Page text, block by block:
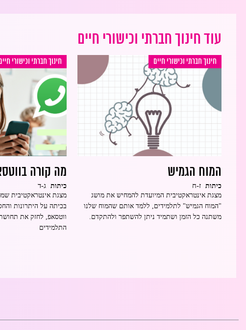
עוד חינוך חברתי וכישורי חיים
חינוך חברתי וכישורי חיים
המוח הגמיש
כיתות ז-ח
מצגת אינטראקטיבית המיועדת להמחיש את מושג
"המוח הגמיש" לתלמידים, ללמד אותם שהמוח שלנו
משתנה כל הזמן ושתמיד ניתן להשתפר ולהתקדם.
חינוך חברתי וכישורי
מה קורה
כיתות ג-ד
מצגת אינטראקטיבית
בכיתה על היתרונות
ווטסאפ, לחזק את
התלמידים